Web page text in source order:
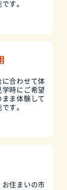
す。
に合わせて体
時にご希望
ま体験して
す。
住まいの市